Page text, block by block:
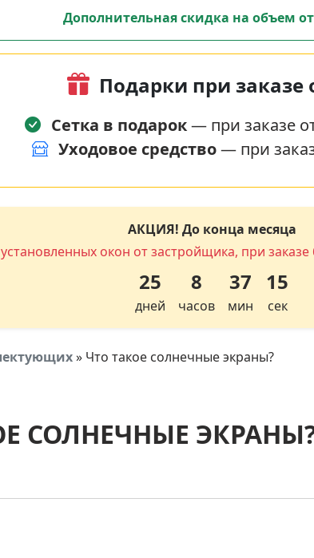
Дополнительная скидка на объем
Подарки при заказе
Сетка в подарок— при заказе
Уходовое средство— при
АКЦИЯ! До конца месяца
окон от застройщика, при
25
дней
8
часов
37
мин
14
сек
» Что такое солнечные экраны?
СОЛНЕЧНЫЕ